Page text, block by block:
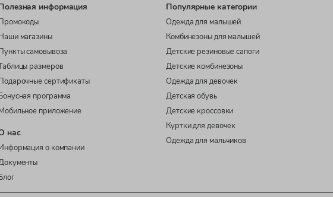
информация
магазины
самовывоза
размеров
сертификаты
программа
приложение
нас
о компании
Популярные категории
Одежда для малышей
Комбинезоны для малышей
Детские резиновые сапоги
Детские комбинезоны
Одежда для девочек
Детская обувь
Детские кроссовки
Куртки для девочек
Одежда для мальчиков